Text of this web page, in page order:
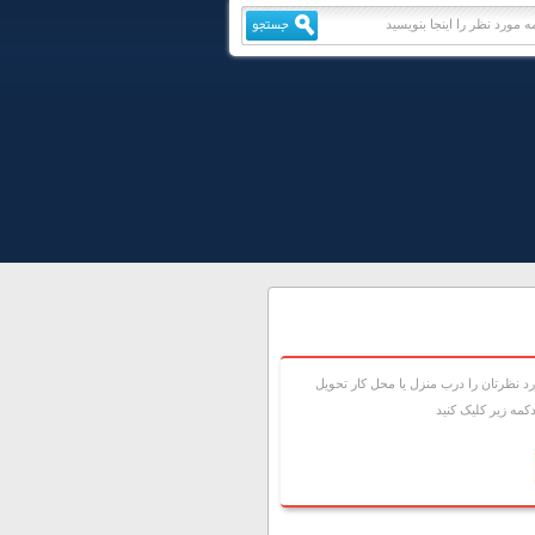
نظرتان را درب منزل يا محل کار تحويل
زير کليک کنيد